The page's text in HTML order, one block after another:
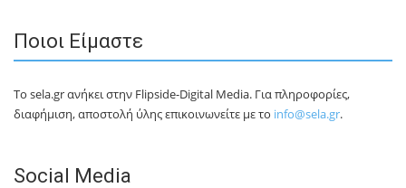
Ποιοι Είμαστε
Το sela.gr ανήκει στην Flipside-Digital Media. Για πληροφορίες,
διαφήμιση, αποστολή ύλης επικοινωνείτε με το info@sela.gr.
Social Media